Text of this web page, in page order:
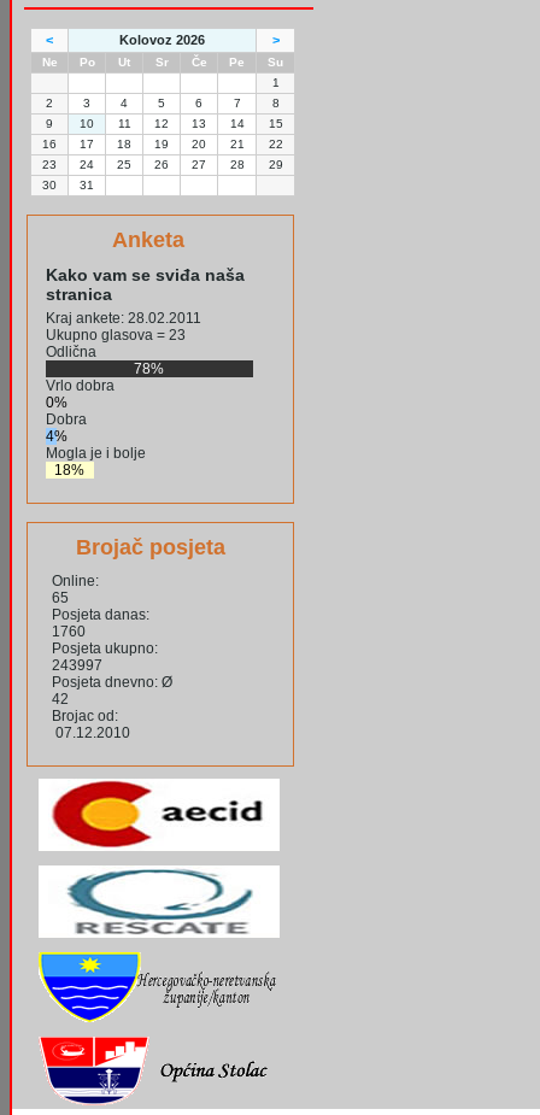
< Kolovoz 2026 >
Ne Po Ut Sr Če Pe
Su
1
2
3 4 5 6 7
8
9
10 11 12 13 14
15
16
17 18 19 20 21
22
23
24 25 26 27 28
29
30
31
Anketa
Kako vam se sviđa naša
stranica
Kraj ankete: 28.02.2011
Ukupno glasova = 23
Odlična
78%
Vrlo dobra
0%
Dobra
4%
Mogla je i bolje
18%
Brojač posjeta
Online:
65
Posjeta danas:
1760
Posjeta ukupno:
243997
Posjeta dnevno: Ø
42
Brojac od:
07.12.2010